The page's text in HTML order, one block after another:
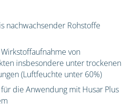
nachwachsender Rohstoffe
von
insbesondere unter trockenen
(Luftfeuchte unter 60%)
die Anwendung mit Husar Plus